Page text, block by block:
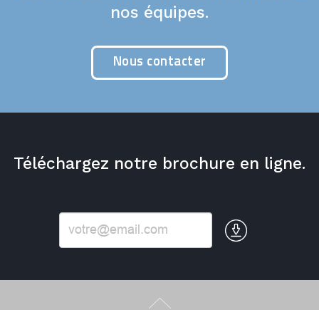
nos équipes.
Nous contacter
Téléchargez notre brochure en ligne.